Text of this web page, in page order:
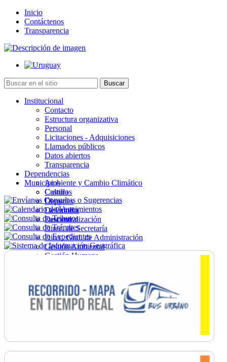
Inicio
Contáctenos
Transparencia
Institucional
Contacto
Estructura organizativa
Personal
Licitaciones - Adquisiciones
Llamados públicos
Datos abiertos
Transparencia
Dependencias
Ambiente y Cambio Climático
Cultura
Deportes
Desarrollo
Descentralización
Direc. de Secretaría
Direc. Gral. de Administración
Gestión Ambiental
Gestión Humana
Ordenamiento
Promoción Social
Salud
Secretaría General
Municipios
Castillos
Chuy
La Paloma
Lascano